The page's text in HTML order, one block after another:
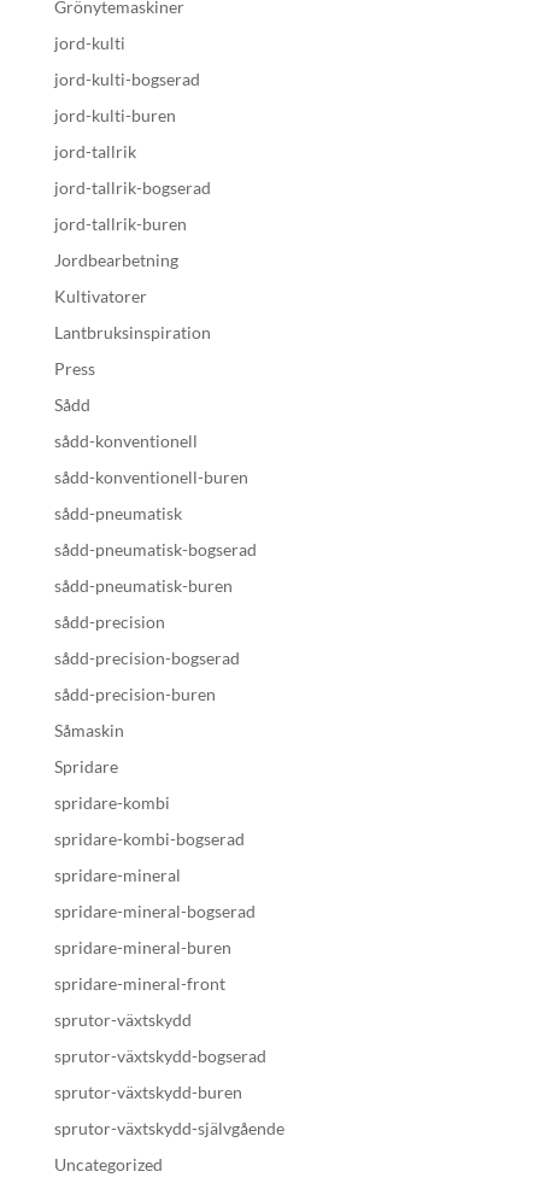
Grönytemaskiner
jord-kulti
jord-kulti-bogserad
jord-kulti-buren
jord-tallrik
jord-tallrik-bogserad
jord-tallrik-buren
Jordbearbetning
Kultivatorer
Lantbruksinspiration
Press
Sådd
sådd-konventionell
sådd-konventionell-buren
sådd-pneumatisk
sådd-pneumatisk-bogserad
sådd-pneumatisk-buren
sådd-precision
sådd-precision-bogserad
sådd-precision-buren
Såmaskin
Spridare
spridare-kombi
spridare-kombi-bogserad
spridare-mineral
spridare-mineral-bogserad
spridare-mineral-buren
spridare-mineral-front
sprutor-växtskydd
sprutor-växtskydd-bogserad
sprutor-växtskydd-buren
sprutor-växtskydd-självgående
Uncategorized